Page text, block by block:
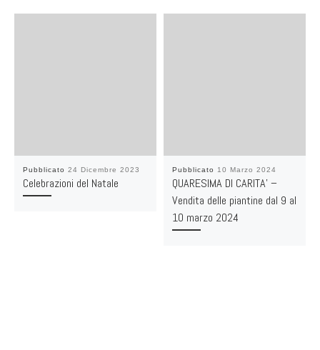
Pubblicato 24 Dicembre 2023
Celebrazioni del Natale
Pubblicato 10 Marzo 2024
QUARESIMA DI CARITA’ –
Vendita delle piantine dal 9 al
10 marzo 2024